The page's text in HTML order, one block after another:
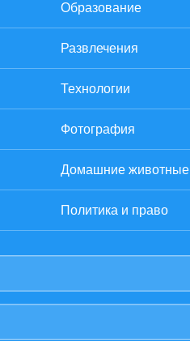
Образование
Развлечения
Технологии
Фотография
Домашние животные
Политика и право